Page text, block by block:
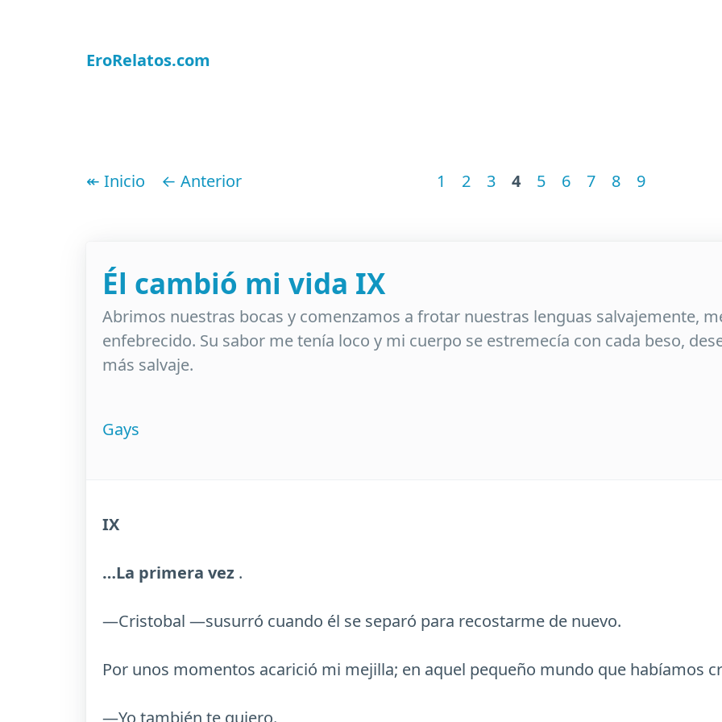
EroRelatos.com
↞ Inicio ← Anterior 1 2 3 4 5 6 7 8 9
Él cambió mi vida IX
Abrimos nuestras bocas y comenzamos a frotar nuestras lenguas salvajemente,
enfebrecido. Su sabor me tenía loco y mi cuerpo se estremecía con cada beso,
más salvaje.
Gays
IX
…La primera vez .
—Cristobal —susurró cuando él se separó para recostarme de nuevo.
Por unos momentos acarició mi mejilla; en aquel pequeño mundo que habíamos
—Yo también te quiero.